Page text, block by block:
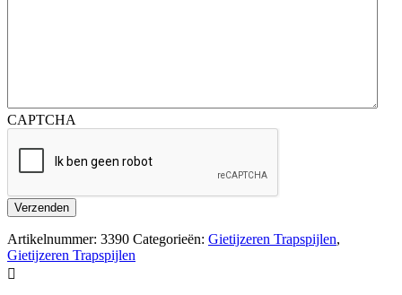
CAPTCHA
Artikelnummer: 3390 Categorieën: Gietijzeren Trapspijlen,
Gietijzeren Trapspijlen
